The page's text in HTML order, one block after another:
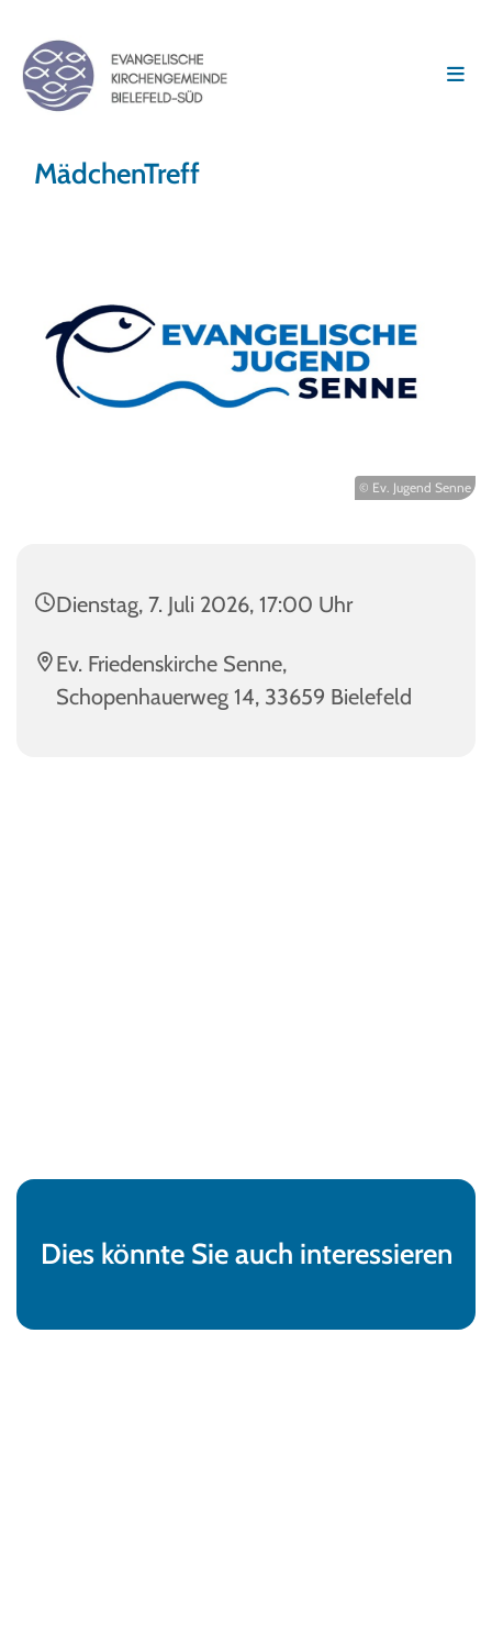
MädchenTreff
© Ev. Jugend Senne
Dienstag, 7. Juli 2026, 17:00 Uhr
Ev. Friedenskirche Senne,
Schopenhauerweg 14, 33659 Bielefeld
Dies könnte Sie auch interessieren